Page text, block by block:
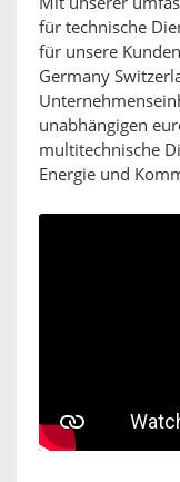
für technische
für unsere
Germany
unabhängigen
multitechnische
Energie und